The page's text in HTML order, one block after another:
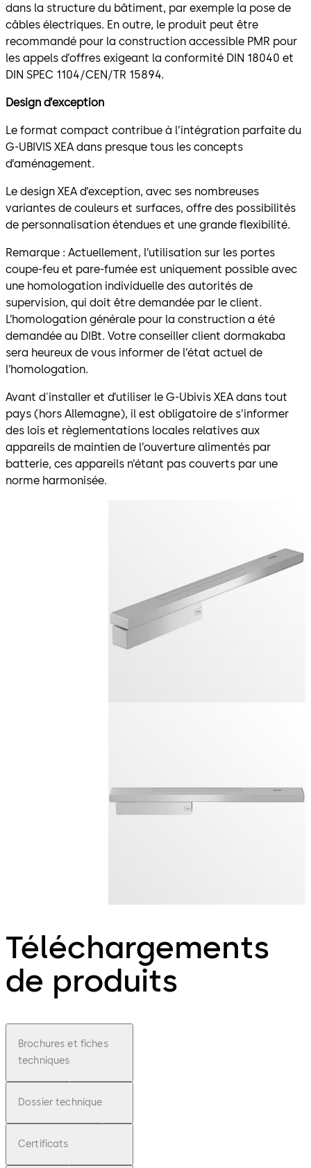
dans la structure du bâtiment, par exemple la pose de
câbles électriques. En outre, le produit peut être
recommandé pour la construction accessible PMR pour
les appels d’offres exigeant la conformité DIN 18040 et
DIN SPEC 1104/CEN/TR 15894.
Design d’exception
Le format compact contribue à l’intégration parfaite du
G-UBIVIS XEA dans presque tous les concepts
d’aménagement.
Le design XEA d’exception, avec ses nombreuses
variantes de couleurs et surfaces, offre des possibilités
de personnalisation étendues et une grande flexibilité.
Remarque : Actuellement, l’utilisation sur les portes
coupe-feu et pare-fumée est uniquement possible avec
une homologation individuelle des autorités de
supervision, qui doit être demandée par le client.
L’homologation générale pour la construction a été
demandée au DIBt. Votre conseiller client dormakaba
sera heureux de vous informer de l’état actuel de
l’homologation.
Avant d'installer et d’utiliser le G-Ubivis XEA dans tout
pays (hors Allemagne), il est obligatoire de s’informer
des lois et règlementations locales relatives aux
appareils de maintien de l’ouverture alimentés par
batterie, ces appareils n’étant pas couverts par une
norme harmonisée.
Téléchargements
de produits
Brochures et fiches
techniques
Dossier technique
Certificats